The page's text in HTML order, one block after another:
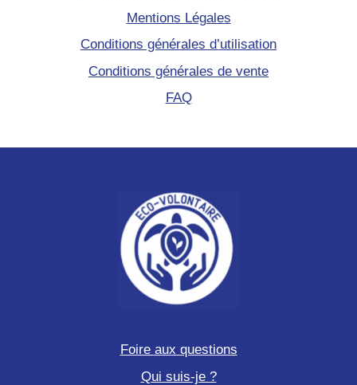
Mentions Légales
Conditions générales d’utilisation
Conditions générales de vente
FAQ
Foire aux questions
Qui suis-je ?